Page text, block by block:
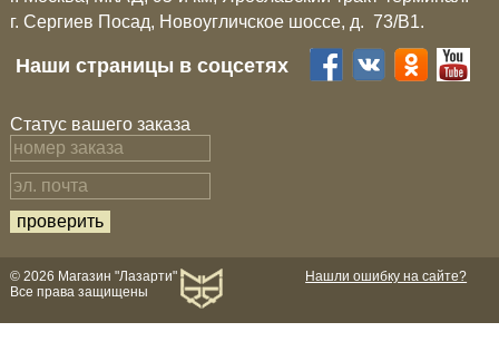
г. Сергиев Посад, Новоугличское шоссе, д. 73/B1.
Наши страницы в соцсетях
Статус вашего заказа
Нашли ошибку на сайте?
© 2026 Магазин "Лазарти"
Все права защищены